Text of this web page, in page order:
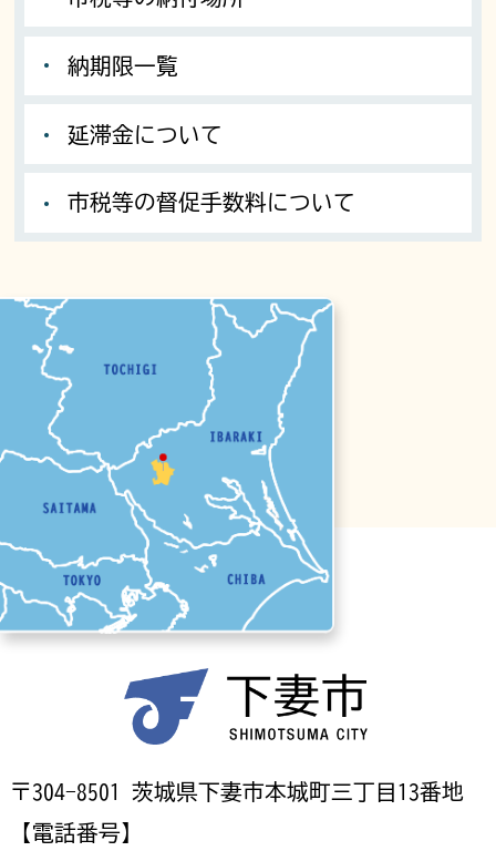
納期限一覧
延滞金について
市税等の督促手数料について
〒304-8501 茨城県下妻市本城町三丁目13番地
【電話番号】